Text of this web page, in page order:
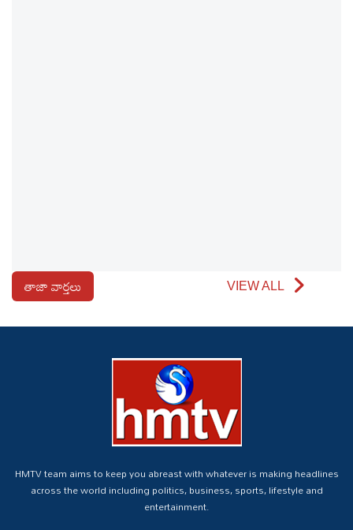
తాజా వార్తలు VIEW ALL
HMTV team aims to keep you abreast with whatever is making headlines
across the world including politics, business, sports, lifestyle and
entertainment.